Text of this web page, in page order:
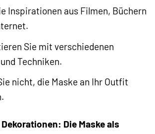
Inspirationen aus Filmen, Büchern
Sie mit verschiedenen
Techniken.
nicht, die Maske an Ihr Outfit
Die Maske als